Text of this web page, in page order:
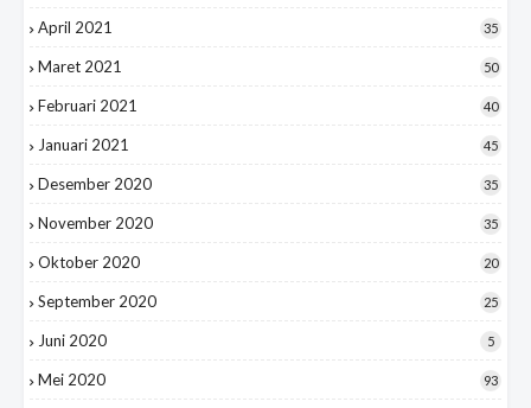
April 2021 35
Maret 2021 50
Februari 2021 40
Januari 2021 45
Desember 2020 35
November 2020 35
Oktober 2020 20
September 2020 25
Juni 2020 5
Mei 2020 93